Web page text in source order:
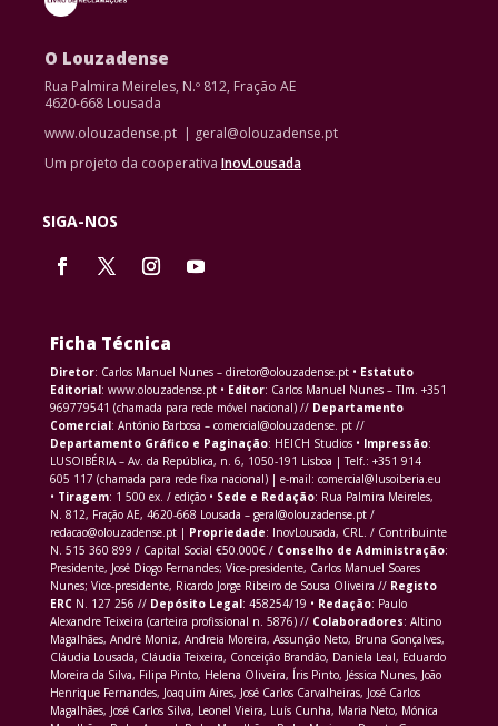
O Louzadense
Rua Palmira Meireles, N.º 812, Fração AE
4620-668 Lousada
www.olouzadense.pt | geral@olouzadense.pt
Um projeto da cooperativa InovLousada
SIGA-NOS
Ficha Técnica
Diretor: Carlos Manuel Nunes – diretor@olouzadense.pt • Estatuto
Editorial: www.olouzadense.pt • Editor: Carlos Manuel Nunes – Tlm. +351
969779541 (chamada para rede móvel nacional) // Departamento
Comercial: António Barbosa – comercial@olouzadense. pt //
Departamento Gráfico e Paginação: HEICH Studios • Impressão:
LUSOIBÉRIA – Av. da República, n. 6, 1050-191 Lisboa | Telf.: +351 914
605 117 (chamada para rede fixa nacional) | e-mail: comercial@lusoiberia.eu
• Tiragem: 1 500 ex. / edição • Sede e Redação: Rua Palmira Meireles,
N. 812, Fração AE, 4620-668 Lousada – geral@olouzadense.pt /
redacao@olouzadense.pt | Propriedade: InovLousada, CRL. / Contribuinte
N. 515 360 899 / Capital Social €50.000€ / Conselho de Administração:
Presidente, José Diogo Fernandes; Vice-presidente, Carlos Manuel Soares
Nunes; Vice-presidente, Ricardo Jorge Ribeiro de Sousa Oliveira // Registo
ERCN. 127 256 // Depósito Legal: 458254/19 • Redação: Paulo
Alexandre Teixeira (carteira profissional n. 5876) // Colaboradores: Altino
Magalhães, André Moniz, Andreia Moreira, Assunção Neto, Bruna Gonçalves,
Cláudia Lousada, Cláudia Teixeira, Conceição Brandão, Daniela Leal, Eduardo
Moreira da Silva, Filipa Pinto, Helena Oliveira, Íris Pinto, Jéssica Nunes, João
Henrique Fernandes, Joaquim Aires, José Carlos Carvalheiras, José Carlos
Magalhães, José Carlos Silva, Leonel Vieira, Luís Cunha, Maria Neto, Mónica